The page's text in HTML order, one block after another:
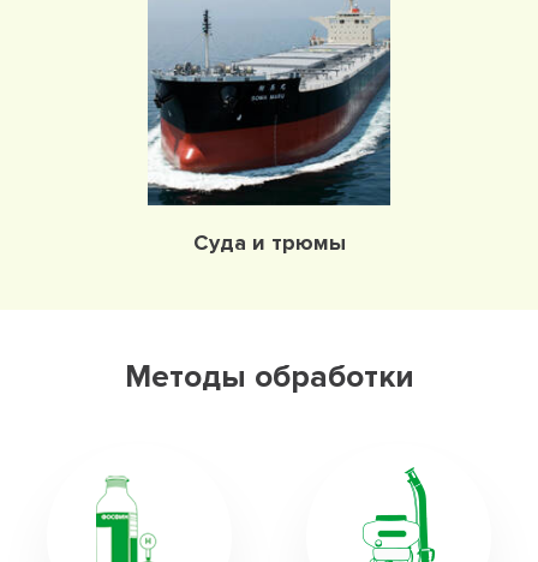
Суда и трюмы
Методы обработки